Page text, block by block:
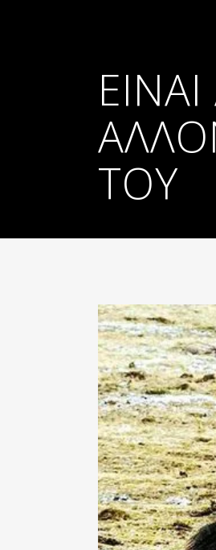
ΤΟΥ